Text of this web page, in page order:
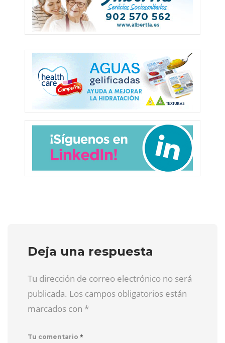
Deja una respuesta
Tu dirección de correo electrónico no será
publicada. Los campos obligatorios están
marcados con *
Tu comentario *